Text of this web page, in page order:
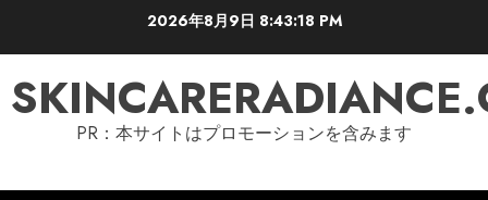
2026年8月9日 8:43:19 PM
PR：本サイトはプロモーションを含みます